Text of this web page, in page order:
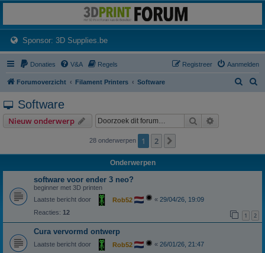
Het 3D print forum van de Benelux na de sluiting van 3dprintforum.nl
Sponsor: 3D Supplies.be(Opens a new tab)
Donaties V&A Regels Aanmelden
Registreer
Forumoverzicht Filament Printers Software
Software
Nieuw onderwerp Zoek
28 onderwerpen 1 2
Onderwerpen
software voor ender 3 neo?
beginner met 3D printen
Laatste bericht door
Rob52 « 29/04/26, 19:09
Reacties: 12 1 2
Cura vervormd ontwerp
Laatste bericht door Rob52 « 26/01/26, 21:47